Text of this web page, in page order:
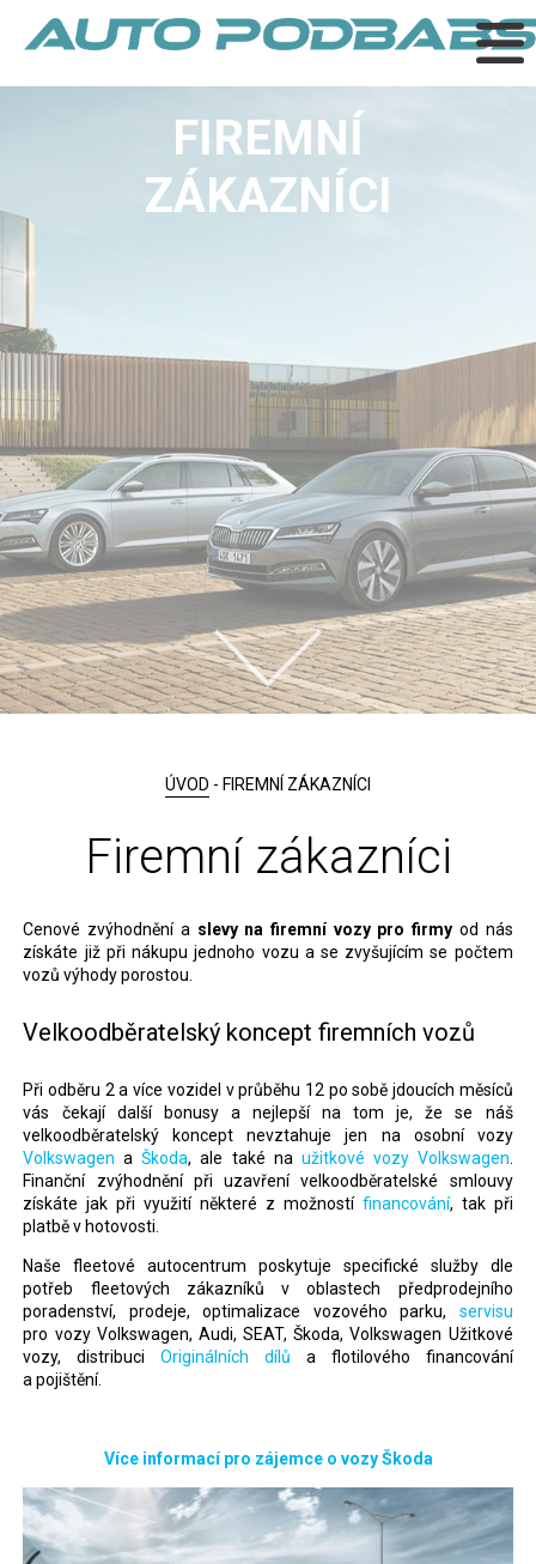
FIREMNÍ
ZÁKAZNÍCI
ÚVOD - FIREMNÍ ZÁKAZNÍCI
Firemní zákazníci
Cenové zvýhodnění a slevy na firemní vozy pro firmy od nás
získáte již při nákupu jednoho vozu a se zvyšujícím se počtem
vozů výhody porostou.
Velkoodběratelský koncept firemních vozů
Při odběru 2 a více vozidel v průběhu 12 po sobě jdoucích měsíců
vás čekají další bonusy a nejlepší na tom je, že se náš
velkoodběratelský koncept nevztahuje jen na osobní vozy
Volkswagen aŠkoda, ale také na užitkové vozy Volkswagen
Finanční zvýhodnění při uzavření velkoodběratelské smlouvy
získáte jak při využití některé z možností financování, tak při
platbě v hotovosti.
Naše fleetové autocentrum poskytuje specifické služby dle
potřeb fleetových zákazníků v oblastech předprodejního
poradenství, prodeje, optimalizace vozového parku, servisu
pro vozy Volkswagen, Audi, SEAT, Škoda, Volkswagen Užitkové
vozy, distribuciOriginálních dílů a flotilového financování
a pojištění.
Více informací pro zájemce o vozy Š koda